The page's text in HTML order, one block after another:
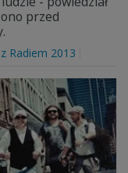
przed
Radiem 2013